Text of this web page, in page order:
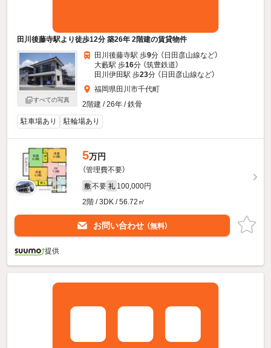
田川後藤寺駅より徒歩12分 築26年 2階建の賃貸物件
すべての写真
田川後藤寺駅 歩9分 （日田彦山線など）
大藪駅 歩16分 （筑豊鉄道）
田川伊田駅 歩23分 （日田彦山線など）
福岡県田川市千代町
2階建 / 26年 / 鉄骨
駐車場あり
駐輪場あり
5万円
（管理費不要）
敷 不要 礼 100,000円
2階 / 3DK / 56.72㎡
お問い合わせ （無料）
提供